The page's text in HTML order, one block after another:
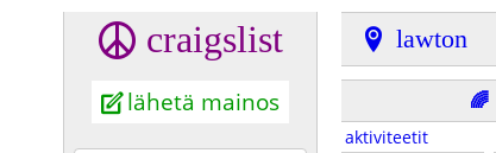
craigslist
lähetä mainos
lawton
🌈
aktiviteetit